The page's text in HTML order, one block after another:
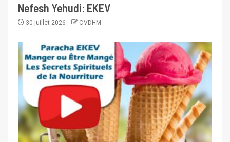
Nefesh Yehudi: EKEV
30 juillet 2026 OVDHM